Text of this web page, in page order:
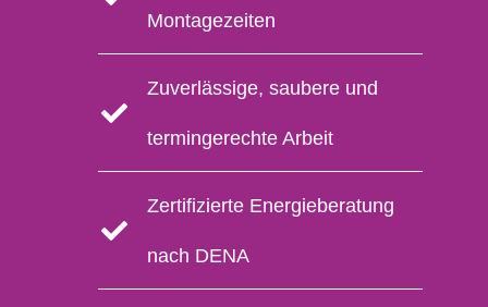
Montagezeiten
Zuverlässige, saubere und
termingerechte Arbeit
Zertifizierte Energieberatung
nach DENA